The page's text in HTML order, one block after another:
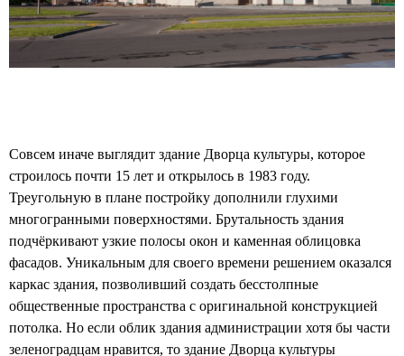
Совсем иначе выглядит здание Дворца культуры, которое
строилось почти 15 лет и открылось в 1983 году.
Треугольную в плане постройку дополнили глухими
многогранными поверхностями. Брутальность здания
подчёркивают узкие полосы окон и каменная облицовка
фасадов. Уникальным для своего времени решением оказался
каркас здания, позволивший создать бесстолпные
общественные пространства с оригинальной конструкцией
потолка. Но если облик здания администрации хотя бы части
зеленоградцам нравится, то здание Дворца культуры